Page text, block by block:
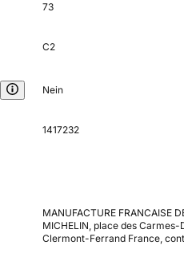
73
C2
Nein
1417232
MANUFACTURE FRANCAISE
MICHELIN, place des
Clermont-Ferrand France,